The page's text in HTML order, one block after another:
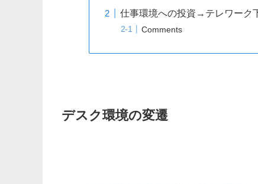
仕事環境への投資→テレワーク
Comments
デスク環境の変遷